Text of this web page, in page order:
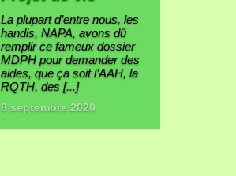
La plupart d’entre nous, les
handis, NAPA, avons dû
remplir ce fameux dossier
MDPH pour demander des
aides, que ça soit l’AAH, la
RQTH, des [...]
8 septembre 2020